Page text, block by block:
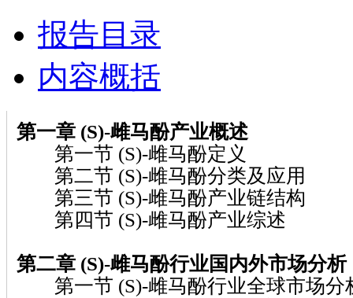
报告目录
内容概括
第一章 (S)-雌马酚产业概述
第一节 (S)-雌马酚定义
第二节 (S)-雌马酚分类及应用
第三节 (S)-雌马酚产业链结构
第四节 (S)-雌马酚产业综述
第二章 (S)-雌马酚行业国内外市场分析
第一节 (S)-雌马酚行业全球市场分